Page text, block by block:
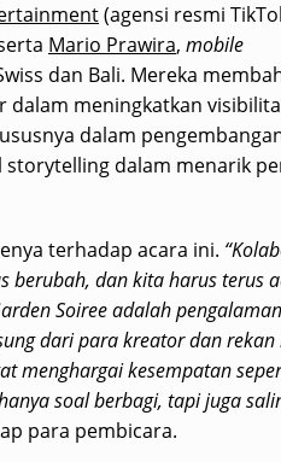
(agensi resmi
Mario Prawira, mobile
dan Bali. Mereka
meningkatkan
dalam
dalam menarik
terhadap acara ini.
berubah, dan kita harus terus
Soiree adalah
dari para kreator dan rekan
menghargai kesempatan
soal berbagi, tapi juga
para pembicara.